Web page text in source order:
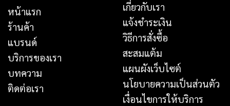
หน้าแรก
ร้านค้า
แบรนด์
บริการของเรา
บทความ
ติดต่อเรา
เกี่ยวกับเรา
แจ้งชำระเงิน
วิธีการสั่งซื้อ
สะสมแต้ม
แผนผังเว็บไซต์
นโยบายความเป็นส่วนตัว
เงื่อนไขการให้บริการ